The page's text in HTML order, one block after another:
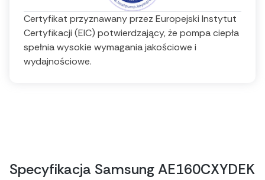
Certyfikat przyznawany przez Europejski Instytut
Certyfikacji (EIC) potwierdzający, że pompa ciepła
spełnia wysokie wymagania jakościowe i
wydajnościowe.
Specyfikacja Samsung AE160CXYDEK